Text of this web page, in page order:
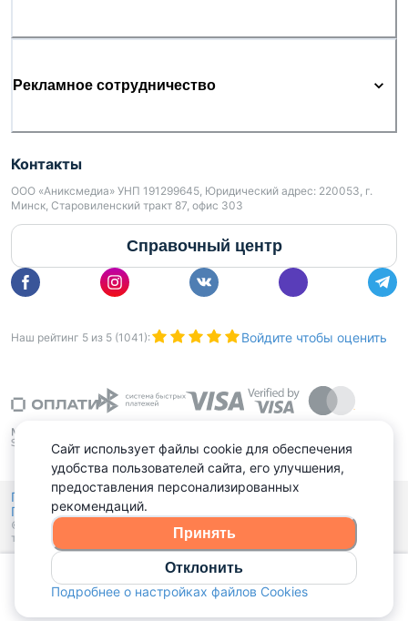
Позвонить
Рекламное сотрудничество
Контакты
ООО «Аниксмедиа» УНП 191299645, Юридический адрес: 220053, г.
Минск, Старовиленский тракт 87, офис 303
Справочный центр
Наш рейтинг 5 из 5 (1041 ): Войдите чтобы оценить
Политика конфиденциальности,
Политика обработки файлов куки
© 2015 - 2026, Domovita.by. Копирование материалов допускается
только при наличии активной ссылки.
Сайт использует файлы cookie для обеспечения
удобства пользователей сайта, его улучшения,
предоставления персонализированных
рекомендаций.
Принять
Отклонить
Подробнее о настройках файлов Cookies